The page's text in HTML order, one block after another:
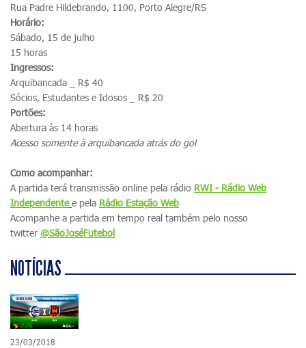
Rua Padre Hildebrando, 1100, Porto Alegre/RS
Horário:
Sábado, 15 de julho
15 horas
Ingressos:
Arquibancada _ R$ 40
Sócios, Estudantes e Idosos _ R$ 20
Portões:
Abertura às 14 horas
Acesso somente à arquibancada atrás do gol
Como acompanhar:
A partida terá transmissão online pela rádio RWI - Rádio Web
Independente e pela Rádio Estação Web
Acompanhe a partida em tempo real também pelo nosso
twitter @SãoJoséFutebol
NOTÍCIAS
23/03/2018